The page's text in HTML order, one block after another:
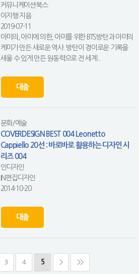
커뮤니케이션북스
이지행 지음
2019-07-11
아미의, 아미에 의한, 아미를 위한 BTS방탄과 아미의
케미가 만든 새로운 역사. 방탄이 경이로운 기록을
세울 수 있게 만든 원동력으로 전 세계...
대출
문화/예술
COVERDESIGN BEST 004 Leonetto
Cappiello 20선 : 바로바로 활용하는 디자인 시
리즈 004
인디자인
IN편집디자인
2014-10-20
대출
3 4 5 > >>